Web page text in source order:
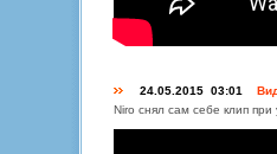
24.05.2015 03:01
Niro снял сам себе клип